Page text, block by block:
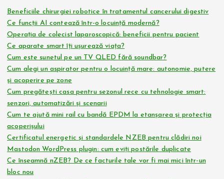
Beneficiile chirurgiei robotice în tratamentul cancerului digestiv
Ce funcții AI contează într-o locuință modernă?
Operația de colecist laparoscopică: beneficii pentru pacient
Ce aparate smart îți ușurează viața?
Cum este sunetul pe un TV QLED fără soundbar?
Cum alegi un aspirator pentru o locuință mare: autonomie, putere
și acoperire pe zone
Cum pregătești casa pentru sezonul rece cu tehnologie smart:
senzori, automatizări și scenarii
Cum te ajută mini rail cu bandă EPDM la etanșarea și protecția
acoperișului
Certificatul energetic și standardele NZEB pentru clădiri noi
Mastodon WordPress plugin: cum eviți postările duplicate
Ce înseamnă nZEB? De ce facturile tale vor fi mai mici într-un
bloc nou